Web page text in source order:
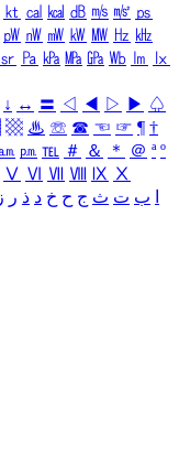
㏏ ㎈ ㎉ ㏈ ㎧ ㎨ ㎰
㎺ ㎻ ㎽ ㎾ ㎿ ㎐ ㎑
㏛ ㎩ ㎪ ㎫ ㎬ ㏝ ㏐
㏓
↓ ↔ 〓 ◁ ◀ ▷ ▶ ♤
▩ ♨ ☏ ☎ ☜ ☞ ¶ †
㏘ ℡ ＃ ＆ ＊ ＠ ª º
Ⅴ Ⅵ Ⅶ Ⅷ Ⅸ Ⅹ
ب ت ث ج ح خ د ذ ر ز